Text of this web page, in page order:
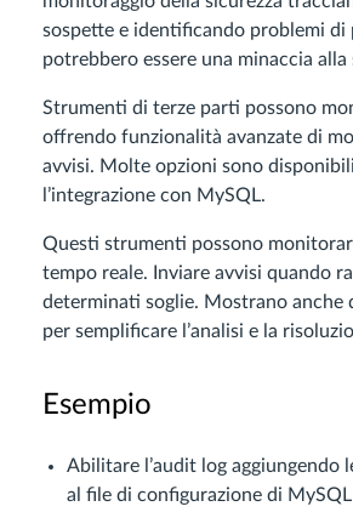
sospette e identificando problemi di
potrebbero essere una minaccia alla
Strumenti di terze parti possono
offrendo funzionalità avanzate di
avvisi. Molte opzioni sono
l’integrazione con MySQL.
Questi strumenti possono
tempo reale. Inviare avvisi quando
determinati soglie. Mostrano anche
per semplificare l’analisi e la
Esempio
Abilitare l’audit log aggiungendo
al file di configurazione di MySQL